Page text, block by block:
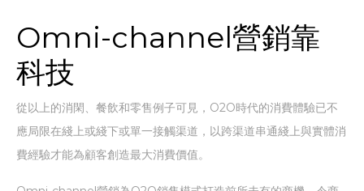
Omni-channel營銷靠
科技
從以上的消閑、餐飲和零售例子可見，O2O時代的消費體驗已不
應局限在綫上或綫下或單一接觸渠道，以跨渠道串通綫上與實體消
費經驗才能為顧客創造最大消費價值。